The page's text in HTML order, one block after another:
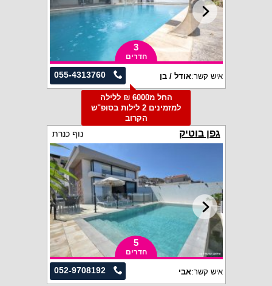
3
חדרים
055-4313760 איש קשר:אודל / בן
החל מ6000 ₪ ללילה
למזמינים 2 לילות בסופ"ש
הקרוב
גפן בוטיק נוף כנרת
5
חדרים
052-9708192 איש קשר:אבי